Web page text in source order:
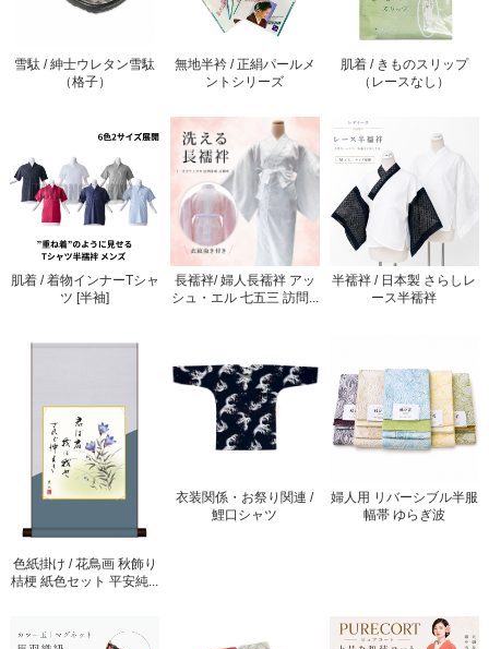
雪駄 / 紳士ウレタン雪駄
（格子）
無地半衿 / 正絹パールメ
ントシリーズ
肌着 / きものスリップ
（レースなし）
肌着 / 着物インナーTシャ
ツ [半袖]
長襦袢/ 婦人長襦袢 アッ
シュ・エル 七五三 訪問...
半襦袢 / 日本製 さらしレ
ース半襦袢
色紙掛け / 花鳥画 秋飾り
桔梗 紙色セット 平安純...
衣装関係・お祭り関連 /
鯉口シャツ
婦人用 リバーシブル半服
幅帯 ゆらぎ波